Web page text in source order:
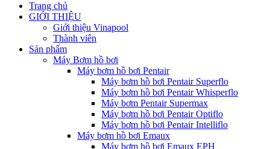
Trang chủ
GIỚI THIỆU
Giới thiệu Vinapool
Thành viên
Sản phẩm
Máy Bơm hồ bơi
Máy bơm hồ bơi Pentair
Máy bơm hồ bơi Pentair Superflo
Máy bơm hồ bơi Pentair Whisperflo
Máy bơm Pentair Supermax
Máy bơm hồ bơi Pentair Optiflo
Máy bơm hồ bơi Pentair Intelliflo
Máy bơm hồ bơi Emaux
Máy bơm hồ bơi Emaux EPH